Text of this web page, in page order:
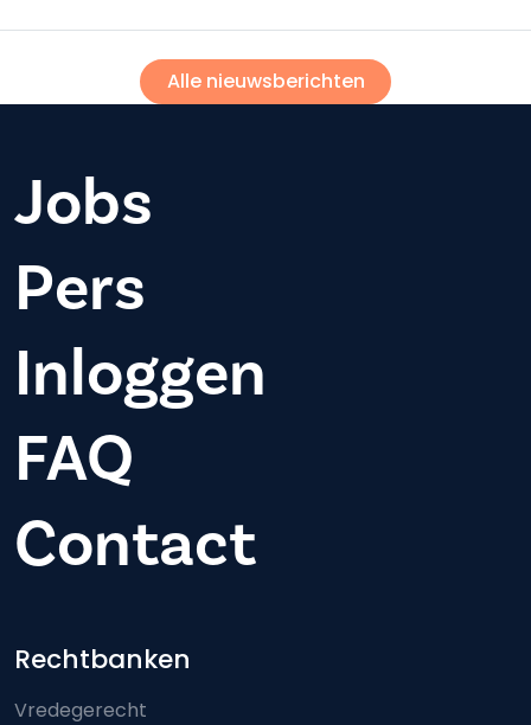
Alle nieuwsberichten
Jobs
Pers
Inloggen
FAQ
Contact
Footer-menu
Rechtbanken
Vredegerecht